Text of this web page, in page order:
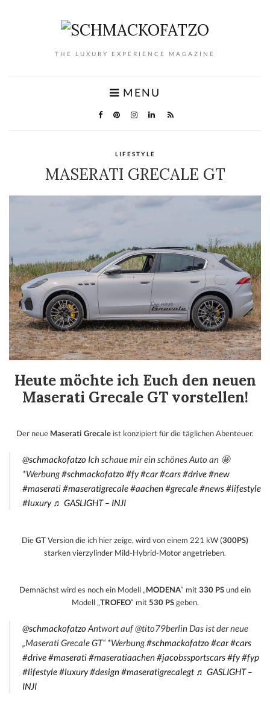
THE LUXURY EXPERIENCE MAGAZINE
MENU
LIFESTYLE
MASERATI GRECALE GT
Heute möchte ich Euch den neuen
Maserati Grecale GT vorstellen!
Der neue Maserati Grecale ist konzipiert für die täglichen Abenteuer.
@schmackofatzo Ich schaue mir ein schönes Auto an 🤩
*Werbung#schmackofatzo #fy#car#cars#drive#new
#maserati#maseratigrecale#aachen#grecale#news#lifestyle
#luxury ♬ GASLIGHT – INJI
DieGTVersion die ich hier zeige, wird von einem 221 kW (300PS)
starken vierzylinder Mild-Hybrid-Motor angetrieben.
Demnächst wird es noch ein Modell „MODENA“ mit330 PSund ein
Modell „TROFEO“ mit530 PSgeben.
@schmackofatzo Antwort auf @tito79berlin Das ist der neue
„Maserati Grecale GT“ *Werbung#schmackofatzo #car#cars
#drive#maserati#maseratiaachen#jacobssportscars#fy#fyp
#lifestyle#luxury#design#maseratigrecalegt ♬ GASLIGHT –
INJI